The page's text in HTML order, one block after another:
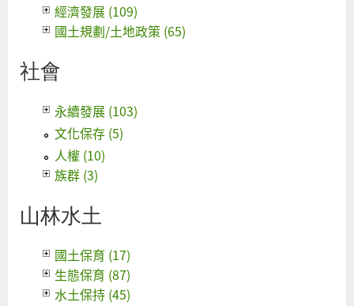
經濟發展 (109)
國土規劃/土地政策 (65)
社會
永續發展 (103)
文化保存 (5)
人權 (10)
族群 (3)
山林水土
國土保育 (17)
生態保育 (87)
水土保持 (45)